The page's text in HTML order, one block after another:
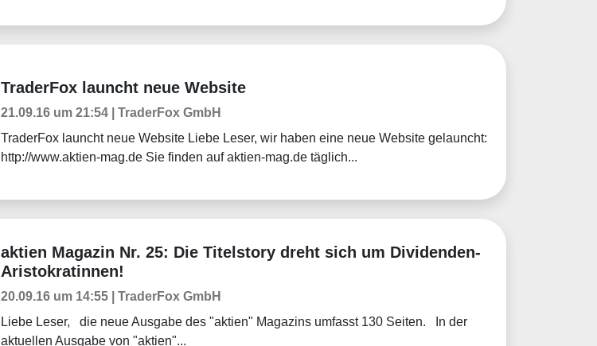
Aktuelles
TraderFox launcht neue Website
21.09.16 um 21:54 | TraderFox GmbH
TraderFox launcht neue Website Liebe Leser, wir haben eine neue Website gelauncht:
http://www.aktien-mag.de Sie finden auf aktien-mag.de täglich...
Börsenmagazine
aktien Magazin Nr. 25: Die Titelstory dreht sich um Dividenden-
Aristokratinnen!
20.09.16 um 14:55 | TraderFox GmbH
Liebe Leser, die neue Ausgabe des "aktien" Magazins umfasst 130 Seiten. In der
aktuellen Ausgabe von "aktien"...